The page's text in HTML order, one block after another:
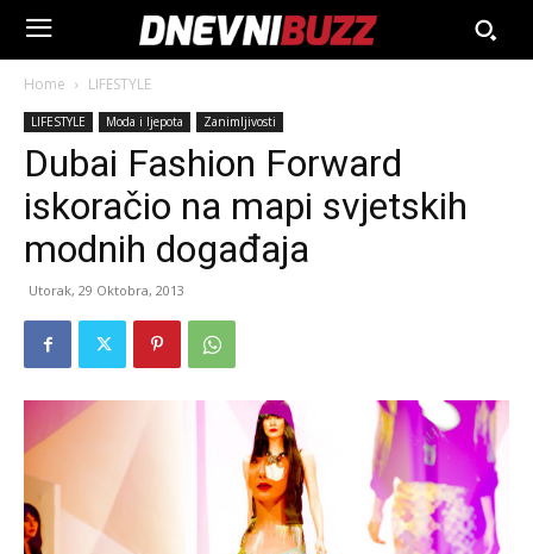
Home LIFESTYLE
LIFESTYLE Moda i ljepota Zanimljivosti
Dubai Fashion Forward
iskoračio na mapi svjetskih
modnih događaja
Utorak, 29 Oktobra, 2013